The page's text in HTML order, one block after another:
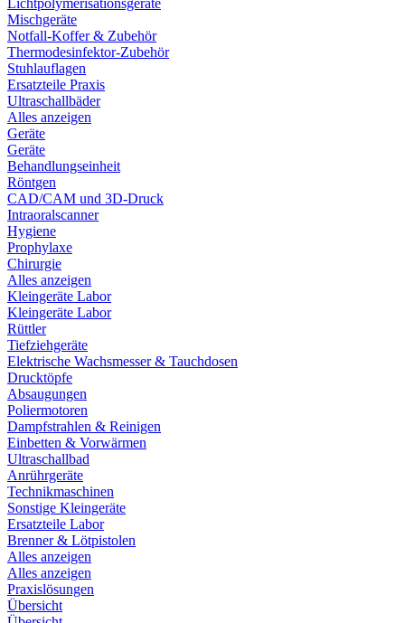
Lichtpolymerisationsgeräte
Mischgeräte
Notfall-Koffer & Zubehör
Thermodesinfektor-Zubehör
Stuhlauflagen
Ersatzteile Praxis
Ultraschallbäder
Alles anzeigen
Geräte
Geräte
Behandlungseinheit
Röntgen
CAD/CAM und 3D-Druck
Intraoralscanner
Hygiene
Prophylaxe
Chirurgie
Alles anzeigen
Kleingeräte Labor
Kleingeräte Labor
Rüttler
Tiefziehgeräte
Elektrische Wachsmesser & Tauchdosen
Drucktöpfe
Absaugungen
Poliermotoren
Dampfstrahlen & Reinigen
Einbetten & Vorwärmen
Ultraschallbad
Anrührgeräte
Technikmaschinen
Sonstige Kleingeräte
Ersatzteile Labor
Brenner & Lötpistolen
Alles anzeigen
Alles anzeigen
Praxislösungen
Übersicht